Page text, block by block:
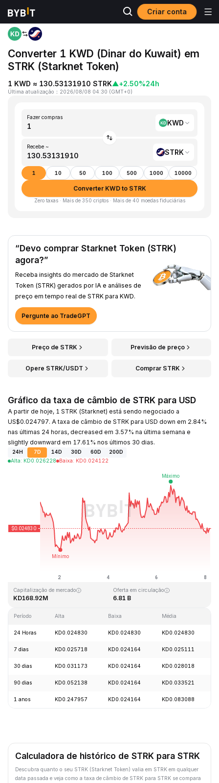
Criar conta
Página inicial
Converter 1 KWD (Dinar do Kuwait) em
STRK (Starknet Token)
1 KWD ≈ 130.53131910 STRK▲+2.50%24h
Última atualização ： 2026/08/08 04:30 (GMT+0)
Fazer compras
KWD
Recebe ~
STRK
1 10 50 100 500 1000 10000
Converter KWD to STRK
Zero taxas · Mais de 350 criptos · Mais de 40 moedas fiduciárias
“Devo comprar Starknet Token (STRK)
agora?”
Receba insights do mercado de Starknet
Token (STRK) gerados por IA e análises de
preço em tempo real de STRK para KWD.
Pergunte ao TradeGPT
Preço de STRK Previsão de preço
Opere STRK/USDT Comprar STRK
Gráfico da taxa de câmbio de STRK para USD
A partir de hoje, 1 STRK (Starknet) está sendo negociado a
US$0.024797. A taxa de câmbio de STRK para USD down em 2.84%
nas últimas 24 horas, decreased em 3.57% na última semana e
slightly downward em 17.61% nos últimos 30 dias.
24H 7D 14D 30D 60D
200D
Alta: KD0.026228 Baixa: KD0.024122
Última atualização: 2026-08-08, 04:30 GMT+0
Capitalização de mercado
KD168.92M
Oferta em circulação
6.81 B
Período Alta Baixa Média
24 Horas KD0.024830 KD0.024830 KD0.024830
7 dias KD0.025718 KD0.024164 KD0.025111
30 dias KD0.031173 KD0.024164 KD0.028018
90 dias KD0.052138 KD0.024164 KD0.033521
1 anos KD0.247957 KD0.024164 KD0.083088
Calculadora de histórico de STRK para STRK
Descubra quanto o seu STRK (Starknet Token) valia em STRK em qualquer
data passada e veja como a taxa de câmbio de STRK para STRK se compara